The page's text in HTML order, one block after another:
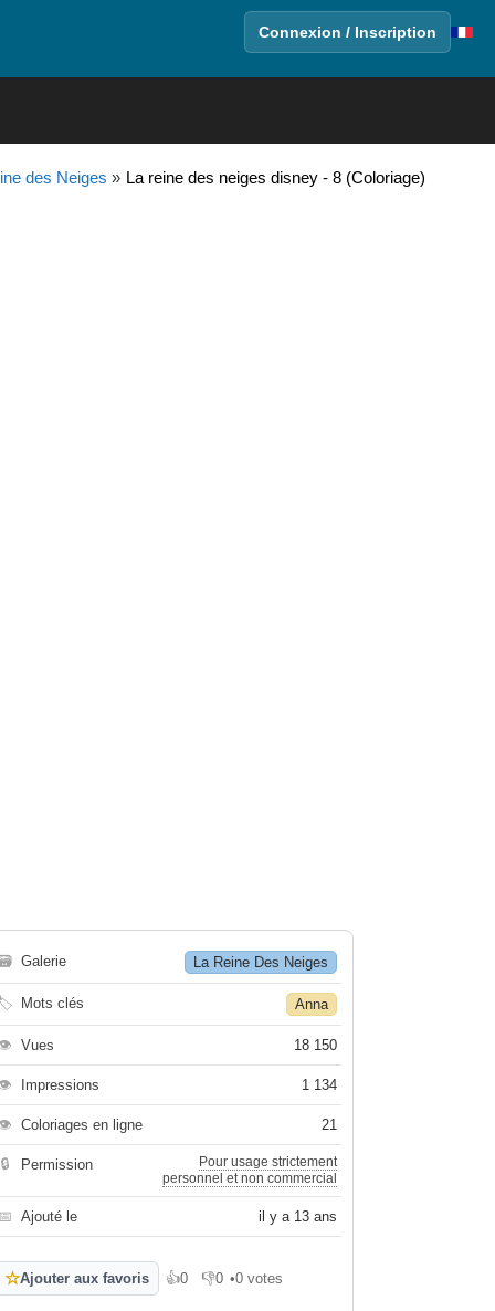
Connexion / Inscription
des Neiges » La reine des neiges disney - 8 (Coloriage)
Galerie La Reine Des Neiges
Mots clés Anna
Vues 18 150
Impressions 1 134
Coloriages en ligne 21
🔒 Permission
Pour usage strictement
personnel et non commercial
📅 Ajouté le il y a 13 ans
☆Ajouter aux favoris 👍0
J'aime 👎0
Je n'aime pas
•0 votes